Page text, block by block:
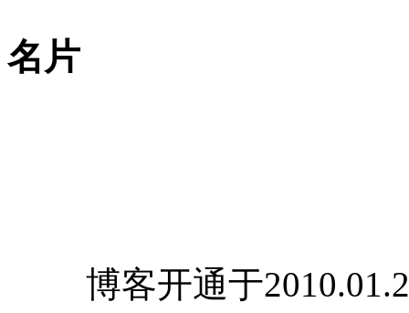
名片
博客开通于